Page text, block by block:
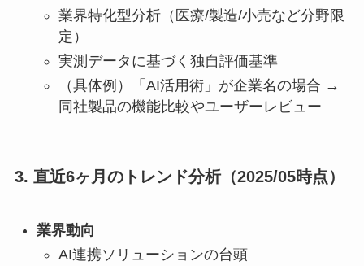
業界特化型分析（医療/製造/小売など分野限
定）
実測データに基づく独自評価基準
（具体例）「AI活用術」が企業名の場合 →
同社製品の機能比較やユーザーレビュー
3. 直近6ヶ月のトレンド分析（2025/05時点）
業界動向
AI連携ソリューションの台頭